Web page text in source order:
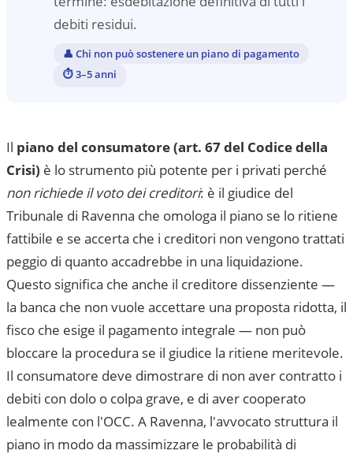
debiti residui.
👤 Chi non può sostenere un piano di pagamento
⏱3–5 anni
Il piano del consumatore (art. 67 del Codice della
Crisi) è lo strumento più potente per i privati perché
non richiede il voto dei creditori: è il giudice del
Tribunale di Ravenna che omologa il piano se lo ritiene
fattibile e se accerta che i creditori non vengono trattati
peggio di quanto accadrebbe in una liquidazione.
Questo significa che anche il creditore dissenziente —
la banca che non vuole accettare una proposta ridotta, il
fisco che esige il pagamento integrale — non può
bloccare la procedura se il giudice la ritiene meritevole.
Il consumatore deve dimostrare di non aver contratto i
debiti con dolo o colpa grave, e di aver cooperato
lealmente con l'OCC. A Ravenna, l'avvocato struttura il
piano in modo da massimizzare le probabilità di